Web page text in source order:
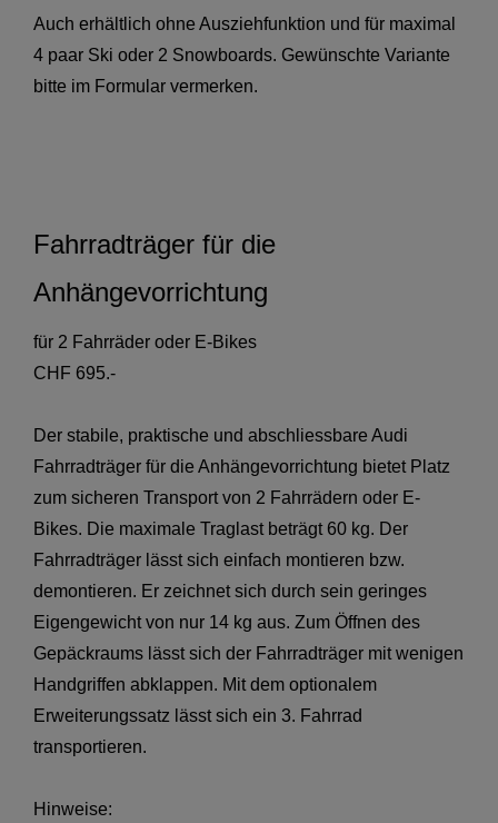
Auch erhältlich ohne Ausziehfunktion und für maximal
4 paar Ski oder 2 Snowboards. Gewünschte Variante
bitte im Formular vermerken.
Fahrradträger für die
Anhängevorrichtung
für 2 Fahrräder oder E-Bikes
CHF 695.-
Der stabile, praktische und abschliessbare Audi
Fahrradträger für die Anhängevorrichtung bietet Platz
zum sicheren Transport von 2 Fahrrädern oder E-
Bikes. Die maximale Traglast beträgt 60 kg. Der
Fahrradträger lässt sich einfach montieren bzw.
demontieren. Er zeichnet sich durch sein geringes
Eigengewicht von nur 14 kg aus. Zum Öffnen des
Gepäckraums lässt sich der Fahrradträger mit wenigen
Handgriffen abklappen. Mit dem optionalem
Erweiterungssatz lässt sich ein 3. Fahrrad
transportieren.
Hinweise: